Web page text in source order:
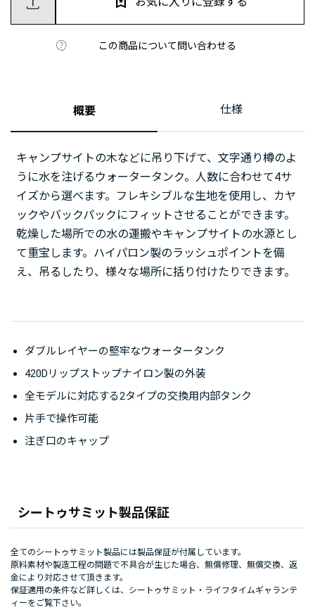
この商品について問い合わせる
概要 仕様
キャンプサイトの木などに吊り下げて、文字通り樽のよ
うに水を注げるウォータータンク。人数に合わせて4サ
イズから選べます。フレキシブルな生地を使用し、カヤ
ックやバックパックにフィットさせることができます。
乾燥した場所での水の運搬やキャンプサイトの水源とし
て重宝します。ハイパロン製のラッシュポイントを備
え、吊るしたり、様々な場所に括り付けたりできます。
シートゥサミット製品保証
全てのシートゥサミット製品には製品保証が付属しています。
原料素材や製造工程の問題で不具合が生じた場合、無償修理、無償交換、返
金により対応させて頂きます。
保証適用の条件など詳しくは、 シートゥサミット・ライフタイムギャランテ
ィーをご覧下さい。
ダブルレイヤーの堅牢なウォータータンク
420Dリップストップナイロン製の外装
全モデルに対応する2タイプの交換用内部タンク
片手で操作可能
注ぎ口のキャップ